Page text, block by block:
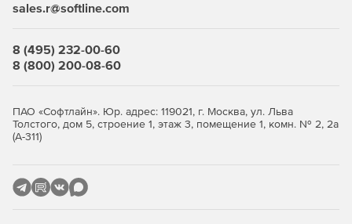
sales.r@softline.com
8 (495) 232-00-60
8 (800) 200-08-60
ПАО «Софтлайн». Юр. адрес: 119021, г. Москва, ул. Льва
Толстого, дом 5, строение 1, этаж 3, помещение 1, комн. № 2, 2а
(А-311)